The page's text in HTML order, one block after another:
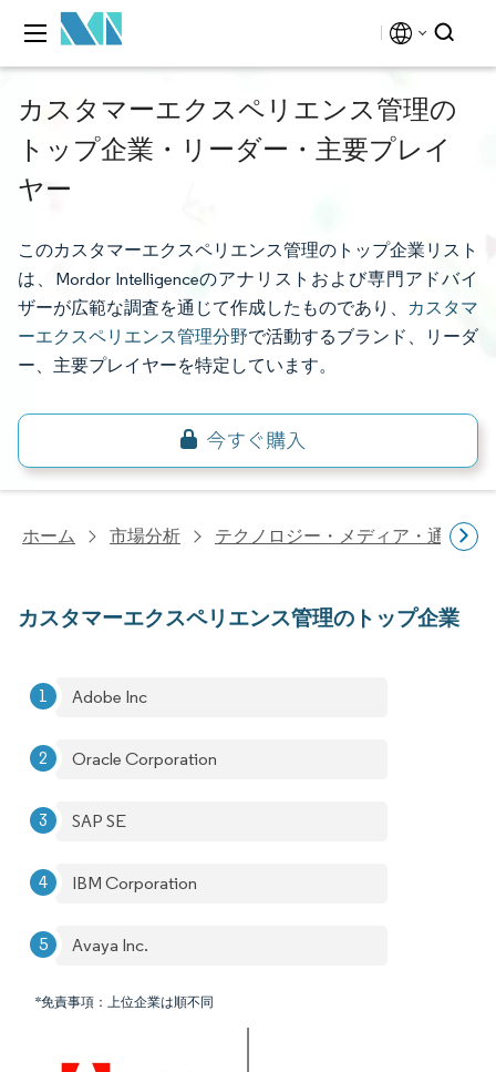
カスタマーエクスペリエンス管理の
トップ企業・リーダー・主要プレイ
ヤー
このカスタマーエクスペリエンス管理のトップ企業リスト
は、Mordor Intelligenceのアナリストおよび専門アドバイ
ザーが広範な調査を通じて作成したものであり、
カスタマ
ーエクスペリエンス管理分野で活動するブランド、リーダ
ー、主要プレイヤーを特定しています。
ホーム 市場分析 テクノロジー・メディア・通信研
カスタマーエクスペリエンス管理のトップ企業
Adobe Inc
Oracle Corporation
SAP SE
IBM Corporation
Avaya Inc.
*免責事項：上位企業は順不同